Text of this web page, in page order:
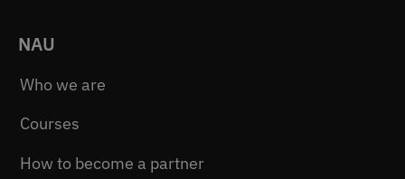
NAU
Who we are
Courses
How to become a partner